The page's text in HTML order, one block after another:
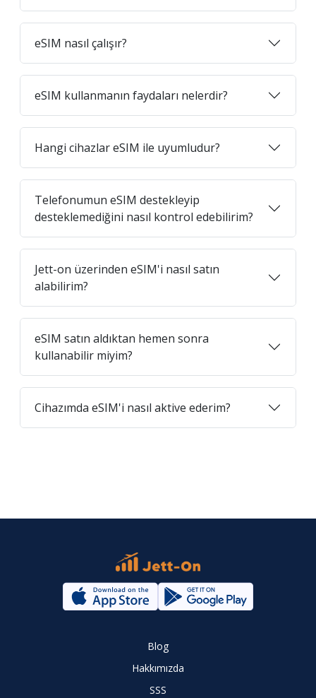
eSIM nasıl çalışır?
eSIM kullanmanın faydaları nelerdir?
Hangi cihazlar eSIM ile uyumludur?
Telefonumun eSIM destekleyip
desteklemediğini nasıl kontrol edebilirim?
Jett-on üzerinden eSIM'i nasıl satın
alabilirim?
eSIM satın aldıktan hemen sonra
kullanabilir miyim?
Cihazımda eSIM'i nasıl aktive ederim?
Blog
Hakkımızda
SSS